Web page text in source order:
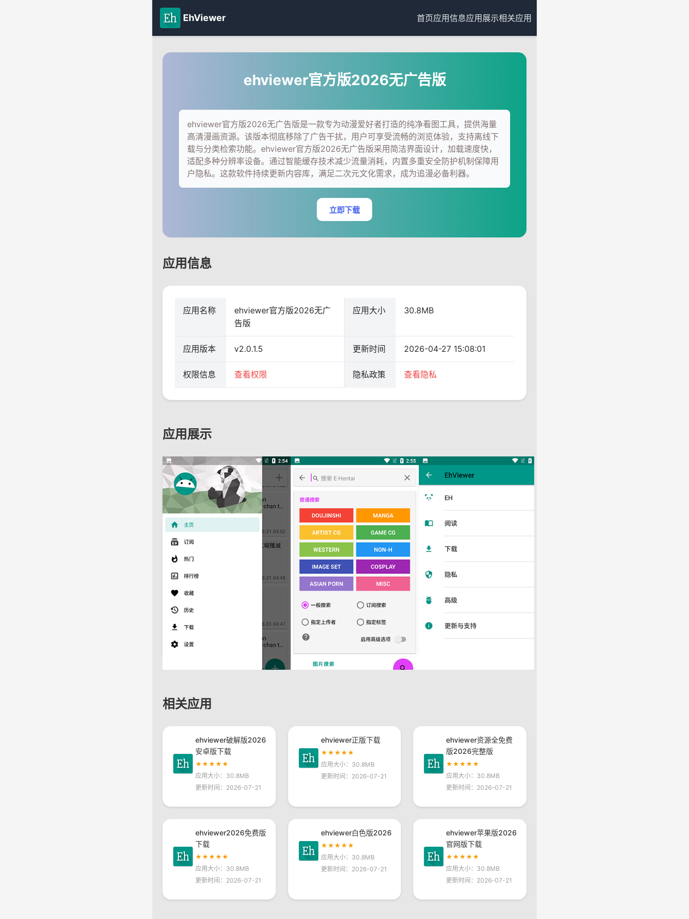
EhViewer 首页应用信息应用展示相关应用
ehviewer官方版2026无广告版
ehviewer官方版2026无广告版是一款专为动漫爱好者打造的纯净看图工具，提供海量
高清漫画资源。该版本彻底移除了广告干扰，用户可享受流畅的浏览体验，支持离线下
载与分类检索功能。ehviewer官方版2026无广告版采用简洁界面设计，加载速度快，
适配多种分辨率设备。通过智能缓存技术减少流量消耗，内置多重安全防护机制保障用
户隐私。这款软件持续更新内容库，满足二次元文化需求，成为追漫必备利器。
立即下载
应用信息
应用名称
ehviewer官方版2026无广
告版
应用大小 30.8MB
应用版本 v2.0.1.5 更新时间 2026-04-27 15:08:01
权限信息 查看权限 隐私政策 查看隐私
应用展示
相关应用
ehviewer破解版2026
安卓版下载
★★★★★
应用大小：30.8MB
更新时间：2026-07-21
ehviewer正版下载
★★★★★
应用大小：30.8MB
更新时间：2026-07-21
ehviewer资源全免费
版2026完整版
★★★★★
应用大小：30.8MB
更新时间：2026-07-21
ehviewer2026免费版
下载
★★★★★
应用大小：30.8MB
更新时间：2026-07-21
ehviewer白色版2026
★★★★★
应用大小：30.8MB
更新时间：2026-07-21
ehviewer苹果版2026
官网版下载
★★★★★
应用大小：30.8MB
更新时间：2026-07-21